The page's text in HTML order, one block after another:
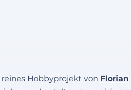
reines Hobbyprojekt von Florian